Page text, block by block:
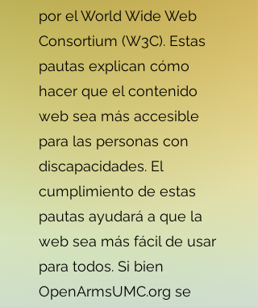
por el World Wide Web
Consortium (W3C). Estas
pautas explican cómo
hacer que el contenido
web sea más accesible
para las personas con
discapacidades. El
cumplimiento de estas
pautas ayudará a que la
web sea más fácil de usar
para todos. Si bien
OpenArmsUMC.org se